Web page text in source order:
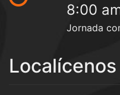
8:00
Jornada
Localícenos